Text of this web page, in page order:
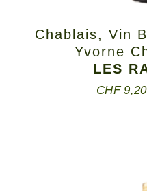
Chablais, Vin
Yvorne
LES
CHF9,20